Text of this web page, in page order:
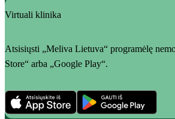
Virtuali klinika
Atsisiųsti „Meliva Lietuva“ programėlę
Store“ arba „Google Play“.